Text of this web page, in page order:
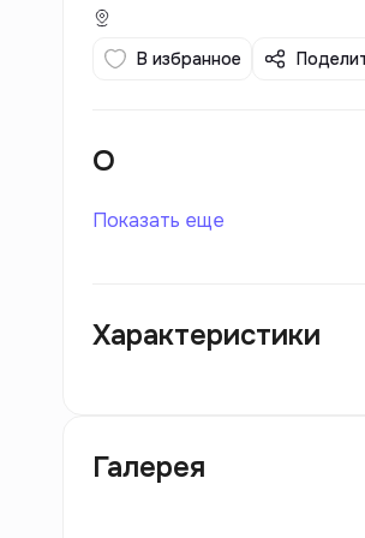
В избранное
О
Показать еще
Характеристики
Галерея